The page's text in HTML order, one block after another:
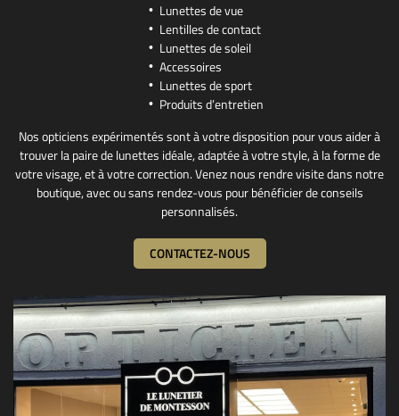
Lunettes de vue
Lentilles de contact
Lunettes de soleil
Accessoires
Lunettes de sport
Produits d’entretien
Nos opticiens expérimentés sont à votre disposition pour vous aider à
trouver la paire de lunettes idéale, adaptée à votre style, à la forme de
votre visage, et à votre correction. Venez nous rendre visite dans notre
boutique, avec ou sans rendez-vous pour bénéficier de conseils
personnalisés.
CONTACTEZ-NOUS